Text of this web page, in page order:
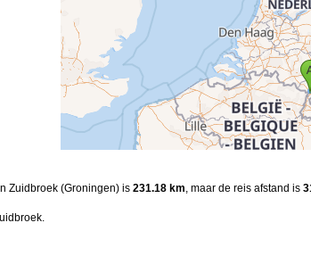
Zuidbroek (Groningen) is 231.18 km, maar de reis afstand is